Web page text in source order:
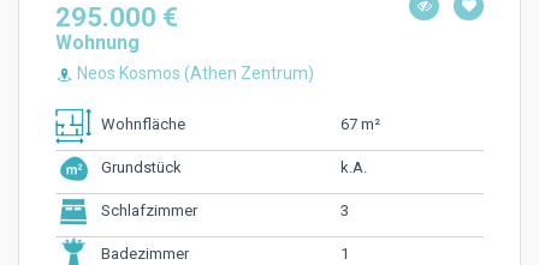
295.000 €
Wohnung
Neos Kosmos (Athen Zentrum)
Wohnfläche 67 m²
Grundstück k.A.
Schlafzimmer 3
Badezimmer 1